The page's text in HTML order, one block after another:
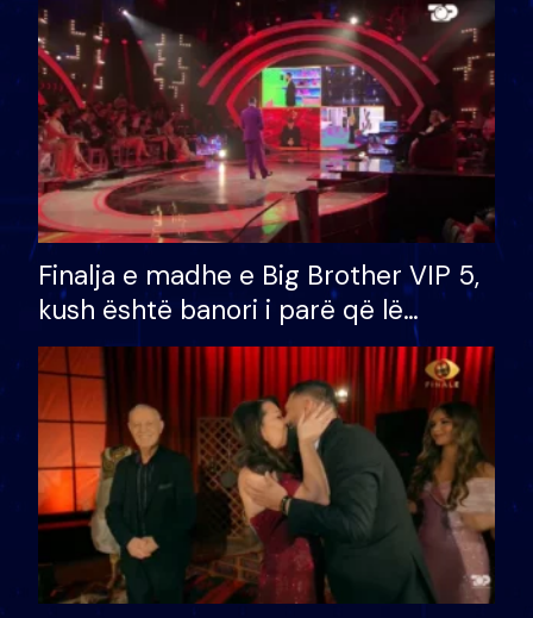
Finalja e madhe e Big Brother VIP 5,
kush është banori i parë që lë
shtëpinë dhe humb mundësinë për
të fituar çmimin e madh